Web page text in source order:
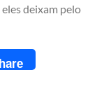
deixam pelo